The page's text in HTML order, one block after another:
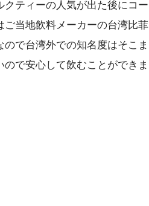
ティーの人気が出た後にコー
ご当地飲料メーカーの台湾比菲
で台湾外での知名度はそこま
で安心して飲むことができま